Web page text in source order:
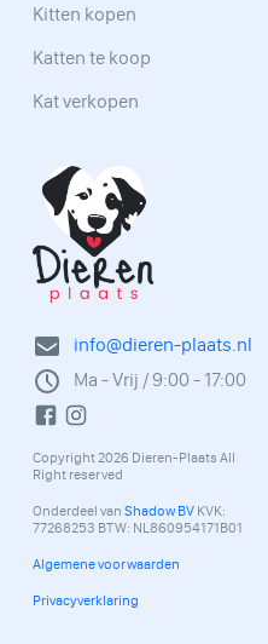
info@dieren-plaats.nl
Ma - Vrij / 9:00 - 17:00
Copyright 2026 Dieren-Plaats All
Right reserved
Onderdeel van Shadow BV KVK:
77268253 BTW: NL860954171B01
Algemene voorwaarden
Privacyverklaring
Kitten kopen
Katten te koop
Kat verkopen